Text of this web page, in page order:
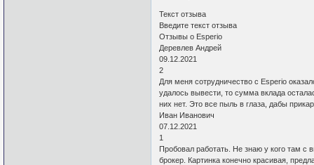
Текст отзыва
Введите текст отзыва
Отзывы о Esperio
Деревлев Андрей
09.12.2021
2
Для меня сотрудничество с Esperio
удалось вывести, то сумма вклада
них нет. Это все пыль в глаза, дабы
Иван Иванович
07.12.2021
1
Пробовал работать. Не знаю у кого там с
брокер. Картинка конечно красивая,